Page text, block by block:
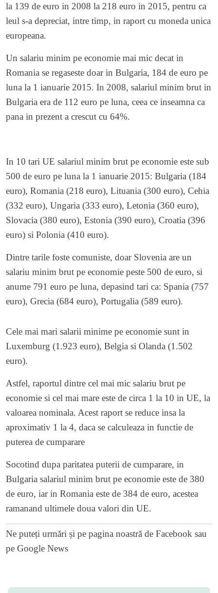
la 139 de euro in 2008 la 218 euro in 2015, pentru ca
leul s-a depreciat, intre timp, in raport cu moneda unica
europeana.
Un salariu minim pe economie mai mic decat in
Romania se regaseste doar in Bulgaria, 184 de euro pe
luna la 1 ianuarie 2015. In 2008, salariul minim brut in
Bulgaria era de 112 euro pe luna, ceea ce inseamna ca
pana in prezent a crescut cu 64%.
In 10 tari UE salariul minim brut pe economie este sub
500 de euro pe luna la 1 ianuarie 2015: Bulgaria (184
euro), Romania (218 euro), Lituania (300 euro), Cehia
(332 euro), Ungaria (333 euro), Letonia (360 euro),
Slovacia (380 euro), Estonia (390 euro), Croatia (396
euro) si Polonia (410 euro).
Dintre tarile foste comuniste, doar Slovenia are un
salariu minim brut pe economie peste 500 de euro, si
anume 791 euro pe luna, depasind tari ca: Spania (757
euro), Grecia (684 euro), Portugalia (589 euro).
Cele mai mari salarii minime pe economie sunt in
Luxemburg (1.923 euro), Belgia si Olanda (1.502
euro).
Astfel, raportul dintre cel mai mic salariu brut pe
economie si cel mai mare este de circa 1 la 10 in UE, la
valoarea nominala. Acest raport se reduce insa la
aproximativ 1 la 4, daca se calculeaza in functie de
puterea de cumparare
Socotind dupa paritatea puterii de cumparare, in
Bulgaria salariul minim brut pe economie este de 380
de euro, iar in Romania este de 384 de euro, acestea
ramanand ultimele doua valori din UE.
Ne puteți urmări și pe pagina noastră de Facebook sau
pe Google News